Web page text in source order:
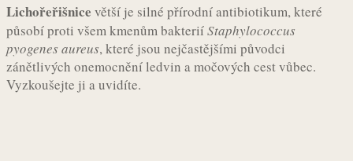
Lichořeřišnice větší je silné přírodní antibiotikum, které
působí proti všem kmenům bakteriíStaphylococcus
pyogenes aureus, které jsou nejčastějšími původci
zánětlivých onemocnění ledvin a močových cest vůbec.
Vyzkoušejte ji a uvidíte.